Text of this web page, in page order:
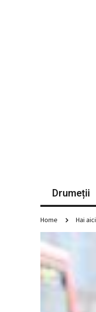
Drumeții
Home Hai aici